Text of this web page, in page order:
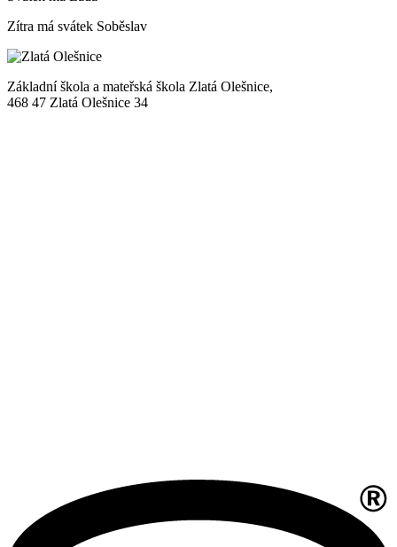
Zítra má svátek Soběslav
Základní škola a mateřská škola Zlatá Olešnice,
468 47 Zlatá Olešnice 34